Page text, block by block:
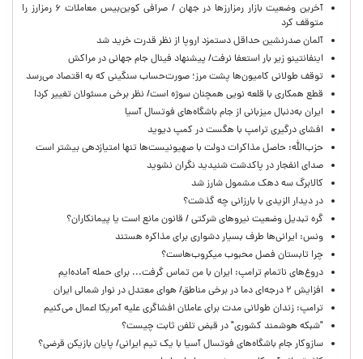
آخرین وضعیت بازار رمزارزها در جهان / صرافی کوین‌بیس معاملات ۶ رمزارز را
متوقف کرد
آلمان صدرنشین حداقل دستمزد اروپا از نظر قدرت خرید شد
اینفانتینو زیر بار استعفا نرفت/ پیشنهاد فینال جام جهانی در مراکش
توقف طولانی کامیون‌ها پشت مرز؛ صورت‌حساب سنگینی که به اقتصاد می‌رسد
قطع همکاری با قلعه نویی همچنان سوژه است/ نظر برخی مسئولان تغییر کرد!
ایران به‌دنبال میزبانی از جام باشگاه‌های فوتسال آسیا
افشای درگیری ترامپ با هگست در کمپ دیوید
حزب‌الله: حاصل مذاکرات دولت با صهیونیست‌ها تنها امتیازدهی‌ بیشتر است
صدای انفجار در پاکدشت شنیدید نگران نشوید
کالابرگ سه دهک مشمول شارز شد
در دیدار الزیدی با بارزانی چه گذشت؟
گره تبدیل وضعیت نیروهای شرکتی / قانون مانع است یا پیمانکاران؟
ونس: ایرانی‌ها طرف بسیار دشواری برای مذاکره هستند
چرا تابستان فصل محبوب میکروب‌هاست؟
دروغ‌های ناتمام ترامپ: ایران با من تماس گرفت... برای حمله آماده‌ایم
افزایش ۲ درجه‌ای دما در برخی مناطق/ هوای معتدل در نوار شمالی ایران
ترامپ: زندان طولانی مدت برای عاملان افشاگری‌ علیه آمریکا اعمال می‌کنیم
"شبکه هوشمند کشوری" در قبض تلفن ثابت چیست؟
سازوکار جام باشگاه‌های فوتسال آسیا با یک تیم ایرانی/ پایان بازیکن قرضی؟